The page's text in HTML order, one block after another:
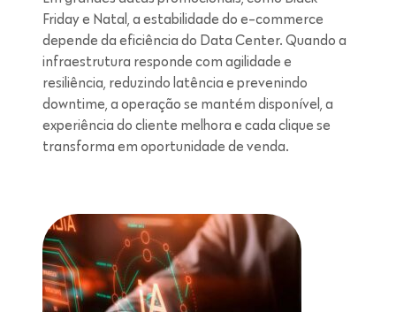
Friday e Natal, a estabilidade do e-commerce
depende da eficiência do Data Center. Quando a
infraestrutura responde com agilidade e
resiliência, reduzindo latência e prevenindo
downtime, a operação se mantém disponível, a
experiência do cliente melhora e cada clique se
transforma em oportunidade de venda.